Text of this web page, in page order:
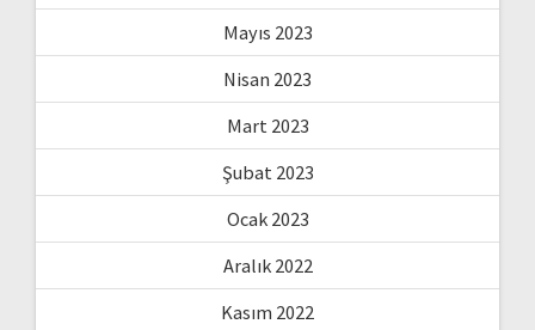
Mayıs 2023
Nisan 2023
Mart 2023
Şubat 2023
Ocak 2023
Aralık 2022
Kasım 2022